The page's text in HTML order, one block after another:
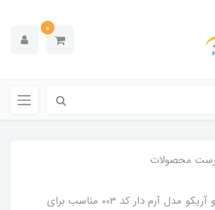
0
محصولات
جلو پنجره خودرو آریکو مدل آرم دار کد 003 مناسب برای